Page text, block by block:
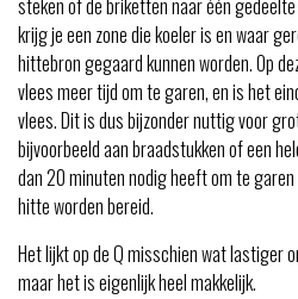
steken of de briketten naar één
krijg je een zone die koeler is en waar
hittebron gegaard kunnen worden. Op
vlees meer tijd om te garen, en is het
vlees. Dit is dus bijzonder nuttig voor
bijvoorbeeld aan braadstukken of een
dan 20 minuten nodig heeft om te
hitte worden bereid.
Het lijkt op de Q misschien wat lastiger
maar het is eigenlijk heel makkelijk.